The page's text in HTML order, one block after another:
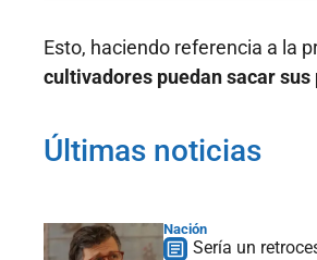
Esto, haciendo referencia a la
cultivadores puedan sacar
Últimas noticias
Nación
Sería un